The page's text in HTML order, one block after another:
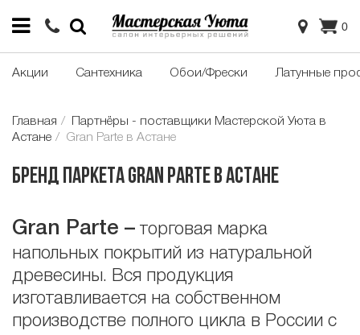
0
Акции Сантехника Обои/Фрески Латунные
Главная
Партнёры - поставщики Мастерской Уюта в
Астане
Gran Parte в Астане
Бренд паркета Gran Parte в Астане
Gran Parte – торговая марка
напольных покрытий из натуральной
древесины. Вся продукция
изготавливается на собственном
производстве полного цикла в России с